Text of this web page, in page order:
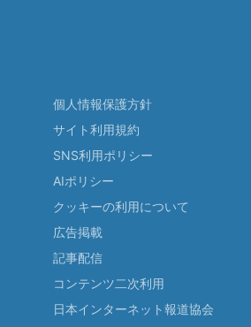
個人情報保護方針
サイト利用規約
SNS利用ポリシー
AIポリシー
クッキーの利用について
広告掲載
記事配信
コンテンツ二次利用
日本インターネット報道協会